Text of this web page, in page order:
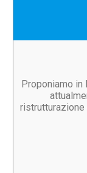
Proponiamo in